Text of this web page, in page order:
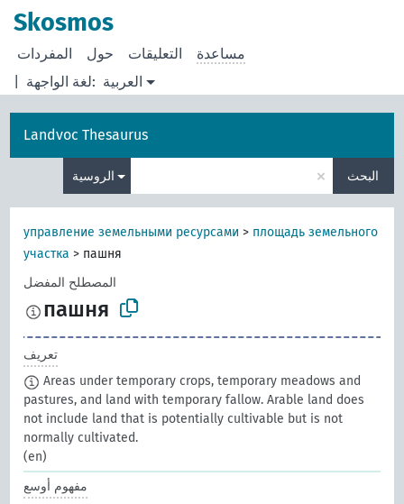
Skosmos
لغة الواجهة: العربية
المفردات حول التعليقات مساعدة
Landvoc Thesaurus
الروسية × البحث
управление земельными ресурсами > площадь земельного
участка > пашня
المصطلح المفضل
пашня
تعريف
Areas under temporary crops, temporary meadows and
pastures, and land with temporary fallow. Arable land does
not include land that is potentially cultivable but is not
normally cultivated.
(en)
مفهوم أوسع